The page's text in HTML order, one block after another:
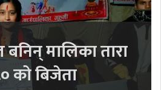
मालिका तारा
को बिजेता